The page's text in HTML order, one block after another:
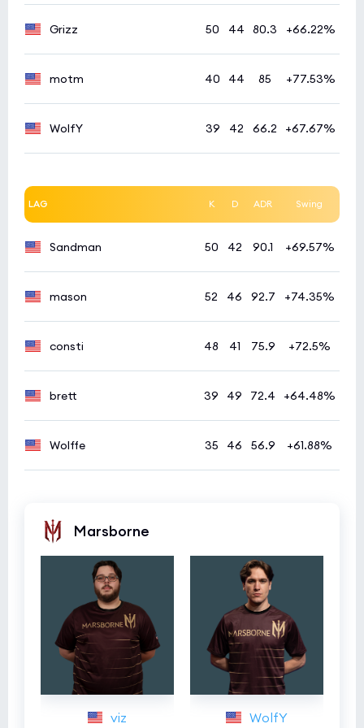
NIO
Grizz 50 44 80.3 +66.22%
motm 40 44 85 +77.53%
WolfY 39 42 66.2 +67.67%
LAG K D ADR Swing
Sandman 50 42 90.1 +69.57%
mason 52 46 92.7 +74.35%
consti 48 41 75.9 +72.5%
brett 39 49 72.4 +64.48%
Wolffe 35 46 56.9 +61.88%
Marsborne
viz WolfY